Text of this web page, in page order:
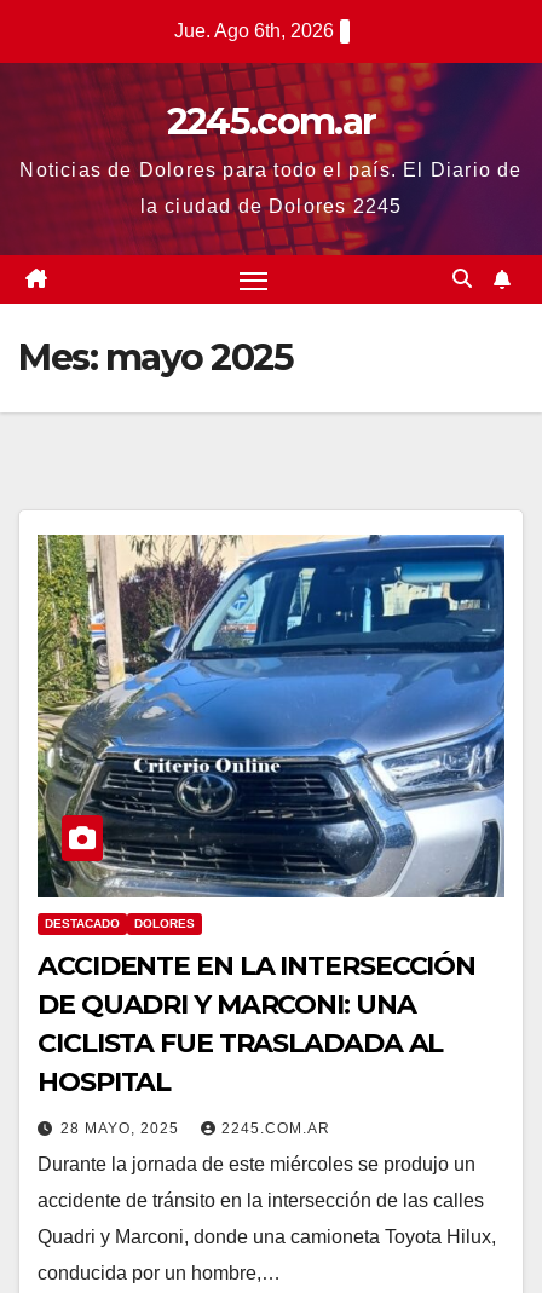
Jue. Ago 6th, 2026
2245.com.ar
Noticias de Dolores para todo el país. El Diario de
la ciudad de Dolores 2245
Mes: mayo 2025
DESTACADO DOLORES
ACCIDENTE EN LA INTERSECCIÓN
DE QUADRI Y MARCONI: UNA
CICLISTA FUE TRASLADADA AL
HOSPITAL
28 MAYO, 2025 2245.COM.AR
Durante la jornada de este miércoles se produjo un
accidente de tránsito en la intersección de las calles
Quadri y Marconi, donde una camioneta Toyota Hilux,
conducida por un hombre,…